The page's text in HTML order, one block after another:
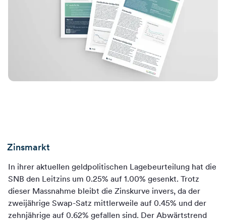
Zinsmarkt
In ihrer aktuellen geldpolitischen Lagebeurteilung hat die
SNB den Leitzins um 0.25% auf 1.00% gesenkt. Trotz
dieser Massnahme bleibt die Zinskurve invers, da der
zweijährige Swap-Satz mittlerweile auf 0.45% und der
zehnjährige auf 0.62% gefallen sind. Der Abwärtstrend